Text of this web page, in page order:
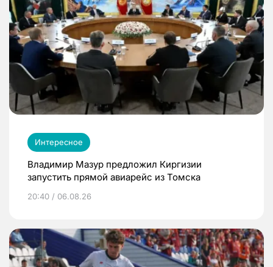
Интересное
Владимир Мазур предложил Киргизии
запустить прямой авиарейс из Томска
20:40 / 06.08.26